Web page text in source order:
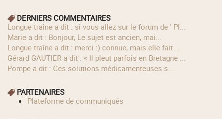
DERNIERS COMMENTAIRES
longue traîne a dit : si vous allez sur le forum de ' Pl...
Marie a dit : Bonjour, Le sujet est ancien, mai...
longue traîne a dit : merci :) connue, mais elle fait ...
Gérard GAUTIER a dit : « Il pleut parfois en Bretagne ...
Pompe a dit : Ces solutions médicamenteuses s...
PARTENAIRES
Plateforme de communiqués